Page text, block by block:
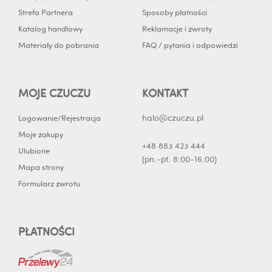
Strefa Partnera
Katalog handlowy
Materiały do pobrania
Sposoby płatności
Reklamacje i zwroty
FAQ / pytania i odpowiedzi
MOJE CZUCZU
Logowanie/Rejestracja
Moje zakupy
Ulubione
Mapa strony
Formularz zwrotu
KONTAKT
halo@czuczu.pl
+48 883 423 444
(pn.-pt. 8:00-16:00)
PŁATNOŚCI